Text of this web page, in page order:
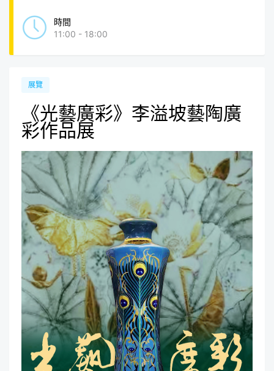
時間
11:00 - 18:00
展覽
《光藝廣彩》李溢坡藝陶廣
彩作品展